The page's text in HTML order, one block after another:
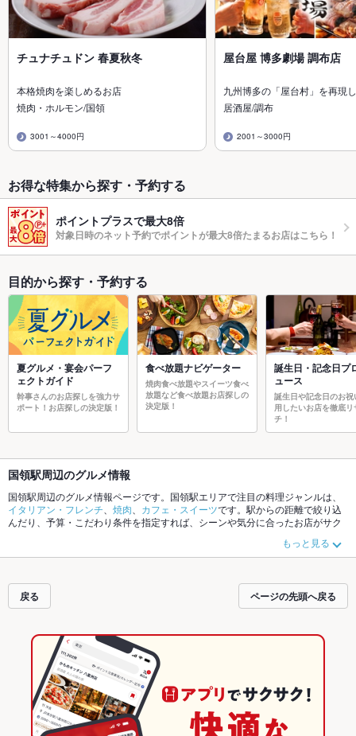
チュナチュドン 春夏秋冬
本格焼肉を楽しめるお店
焼肉・ホルモン/国領
3001～4000円
屋台屋 博多劇場 調布店
九州博多の「屋台村」を再現
居酒屋/調布
2001～3000円
お得な特集から探す・予約する
ポイントプラスで最大8倍
対象日時のネット予約でポイントが最大8倍たまるお店はこちら！
目的から探す・予約する
夏グルメ・宴会パーフ
ェクトガイド
幹事さんのお店探しを強力サ
ポート！お店探しの決定版！
食べ放題ナビゲーター
焼肉食べ放題やスイーツ食べ
放題など食べ放題お店探しの
決定版！
誕生日・記念日プ
ュース
誕生日や記念日のお祝
用したいお店を徹底リ
チ！
国領駅周辺のグルメ情報
国領駅周辺のグルメ情報ページです。国領駅エリアで注目の料理ジャンルは、
イタリアン・フレンチ
焼肉 カフェ・スイーツです。駅からの距離で絞り込
んだり、予算・こだわり条件を指定すれば、シーンや気分に合ったお店がサク
もチェックしてみてください。ホットペッパーグルメなら、お得なクーポ
ンはもちろん、こだわりメニュー肉じゃがや季節のおすすめ料理など、お店の
えるお店も拡大中です。友達どうしの飲み会にも、会社の宴会にも、デートや
パーティにもお得に便利にホットペッパーグルメをご利用ください。
もっと見る
戻る ページの先頭へ戻る